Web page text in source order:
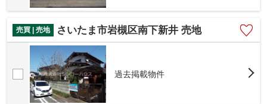
売買 | 売地 さいたま市岩槻区南下新井 売地
過去掲載物件